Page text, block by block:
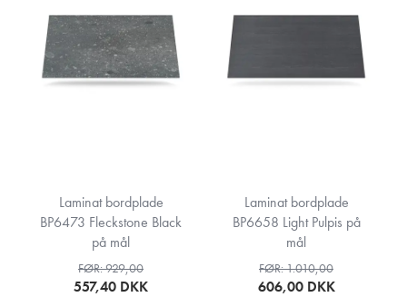
Laminat bordplade
BP6473 Fleckstone Black
på mål
FØR: 929,00
557,40 DKK
Laminat bordplade
BP6658 Light Pulpis på
mål
FØR: 1.010,00
606,00 DKK